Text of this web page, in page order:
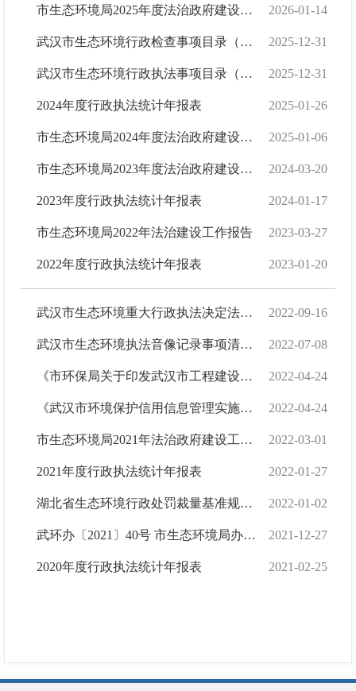
市生态环境局2025年度法治政府建设工作报告 2026-01-14
武汉市生态环境行政检查事项目录（2025版） 2025-12-31
武汉市生态环境行政执法事项目录（2025版） 2025-12-31
2024年度行政执法统计年报表 2025-01-26
市生态环境局2024年度法治政府建设工作报告 2025-01-06
市生态环境局2023年度法治政府建设工作报告 2024-03-20
2023年度行政执法统计年报表 2024-01-17
市生态环境局2022年法治建设工作报告 2023-03-27
2022年度行政执法统计年报表 2023-01-20
武汉市生态环境重大行政执法决定法制审核事项清单 2022-09-16
武汉市生态环境执法音像记录事项清单（试行） 2022-07-08
《市环保局关于印发武汉市工程建设项目环境影响报告表实行告知承诺制实施方案的通知》公众指南 2022-04-24
《武汉市环境保护信用信息管理实施细则》公众指南 2022-04-24
市生态环境局2021年法治政府建设工作报告 2022-03-01
2021年度行政执法统计年报表 2022-01-27
湖北省生态环境行政处罚裁量基准规定（2021 年修订版） 2022-01-02
武环办〔2021〕40号 市生态环境局办公室关于印发《武汉市生态环境行政执法公示办法》《武汉... 2021-12-27
2020年度行政执法统计年报表 2021-02-25